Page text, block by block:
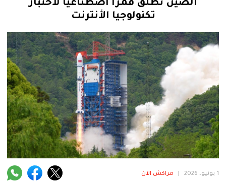
رياضة
حوادث
دولية
المرأة
فنية
الصين تطلق قمرا اصطناعيا لاختبار
تكنولوجيا الأنترنت
1 يونيو، 2026 مراكش الآن